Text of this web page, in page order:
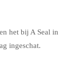
het bij A Seal in
ingeschat.